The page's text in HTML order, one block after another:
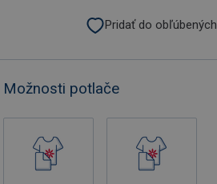
Pridať do obľúbených
Možnosti potlače